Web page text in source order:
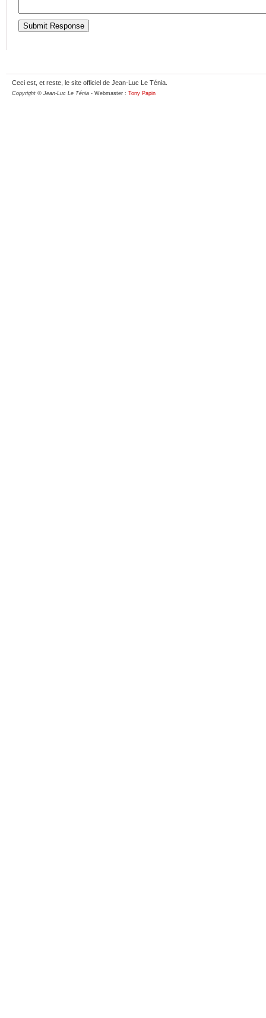
Ceci est, et reste, le site officiel de Jean-Luc Le Ténia.
Copyright © Jean-Luc Le Ténia - Webmaster : Tony Papin